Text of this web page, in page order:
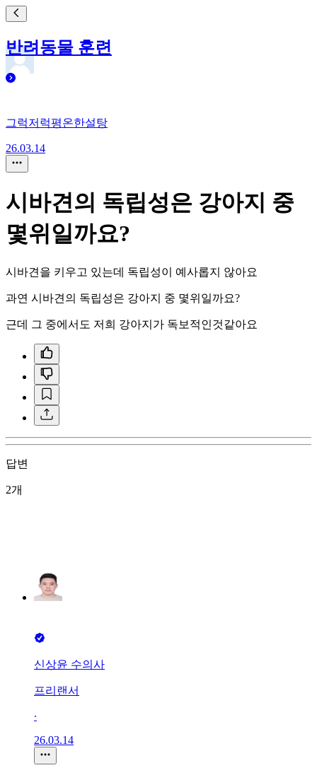
반려동물 훈련
그럭저럭평온한설탕
26.03.14
시바견의 독립성은 강아지 중
몇위일까요?
시바견을 키우고 있는데 독립성이 예사롭지 않아요
과연 시바견의 독립성은 강아지 중 몇위일까요?
근데 그 중에서도 저희 강아지가 독보적인것같아요
답변
2개
신상윤 수의사
프리랜서
∙
26.03.14